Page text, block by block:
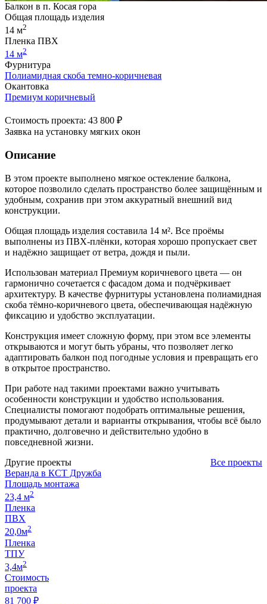
Балкон в п. Косая гора
Общая площадь изделия
14 м2
Пленка ПВХ
14 м2
Фурнитура
Полиамидная скоба темно-коричневая
Окантовка
Премиум коричневый
Стоимость проекта: 43 800 ₽
Заявка на установку мягких окон
Описание
В этом проекте выполнено мягкое остекление балкона,
которое позволило сделать пространство более защищённым и
удобным, сохранив при этом аккуратный внешний вид
конструкции.
Общая площадь изделия составила 14 м². Все проёмы
выполнены из ПВХ-плёнки, которая хорошо пропускает свет
и надёжно защищает от ветра, дождя и пыли.
Использован материал Премиум коричневого цвета — он
гармонично сочетается с фасадом дома и подчёркивает
архитектуру. В качестве фурнитуры установлена полиамидная
скоба тёмно-коричневого цвета, обеспечивающая надёжную
фиксацию и удобство эксплуатации.
Конструкция имеет сложную форму, при этом все элементы
открываются и могут быть убраны, что позволяет легко
адаптировать балкон под погодные условия и превращать его
в открытое пространство.
При работе над такими проектами важно учитывать
особенности конструкции и удобство использования.
Специалисты помогают подобрать оптимальные решения,
продумывают детали и варианты открывания, чтобы всё было
практично, долговечно и действительно удобно в
повседневной жизни.
Другие проекты
Все проекты
Веранда в КСТ Дружба
Площадь монтажа
23,4 м2
Пленка
ПВХ
20,0м2
Пленка
ТПУ
3,4м2
Стоимость
проекта
81 700 ₽